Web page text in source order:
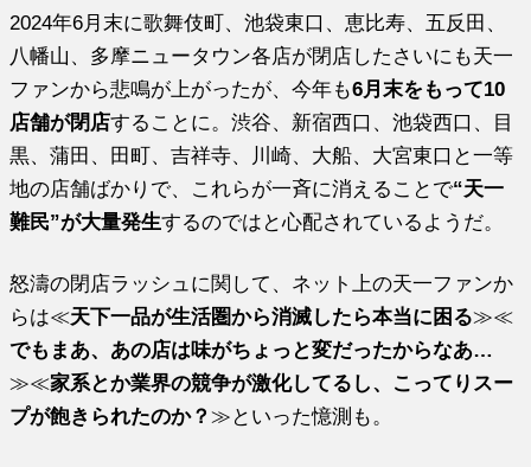
2024年6月末に歌舞伎町、池袋東口、恵比寿、五反田、
八幡山、多摩ニュータウン各店が閉店したさいにも天一
ファンから悲鳴が上がったが、今年も6月末をもって10
店舗が閉店することに。渋谷、新宿西口、池袋西口、目
黒、蒲田、田町、吉祥寺、川崎、大船、大宮東口と一等
地の店舗ばかりで、これらが一斉に消えることで“天一
難民”が大量発生するのではと心配されているようだ。
怒濤の閉店ラッシュに関して、ネット上の天一ファンか
らは≪天下一品が生活圏から消滅したら本当に困る≫≪
でもまあ、あの店は味がちょっと変だったからなあ…
≫≪家系とか業界の競争が激化してるし、こってりスー
プが飽きられたのか？≫といった憶測も。